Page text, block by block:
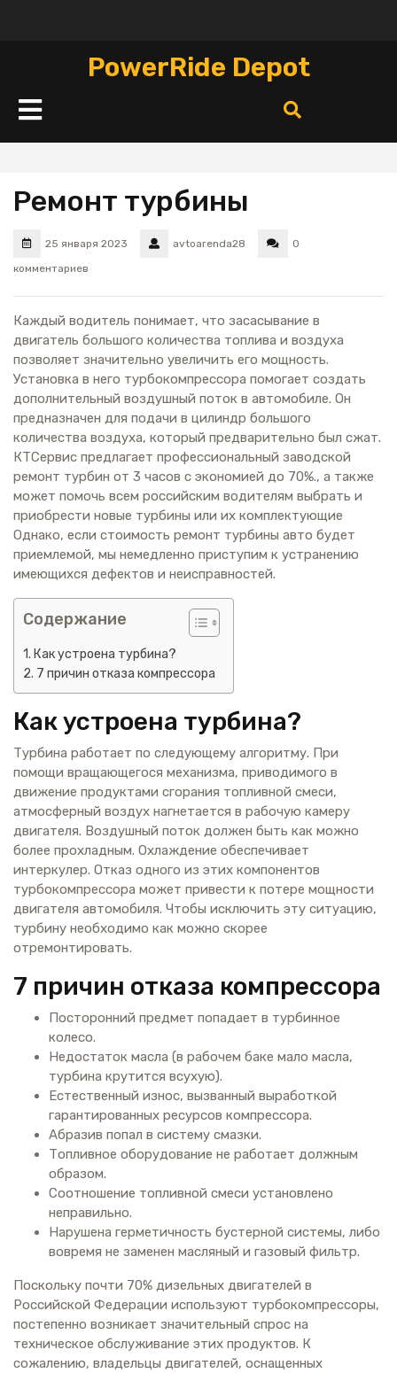
PowerRide Depot
Кнопка
Открыть
Ремонт турбины
25 января 2023 avtoarenda28
0
комментариев
Каждый водитель понимает, что засасывание в
двигатель большого количества топлива и воздуха
позволяет значительно увеличить его мощность.
Установка в него турбокомпрессора помогает создать
дополнительный воздушный поток в автомобиле. Он
предназначен для подачи в цилиндр большого
количества воздуха, который предварительно был сжат.
КТСервис предлагает профессиональный заводской
ремонт турбин от 3 часов с экономией до 70%., а также
может помочь всем российским водителям выбрать и
приобрести новые турбины или их комплектующие
Однако, если стоимость ремонт турбины авто будет
приемлемой, мы немедленно приступим к устранению
имеющихся дефектов и неисправностей.
Содержание
Как устроена турбина?
7 причин отказа компрессора
Как устроена турбина?
Турбина работает по следующему алгоритму. При
помощи вращающегося механизма, приводимого в
движение продуктами сгорания топливной смеси,
атмосферный воздух нагнетается в рабочую камеру
двигателя. Воздушный поток должен быть как можно
более прохладным. Охлаждение обеспечивает
интеркулер. Отказ одного из этих компонентов
турбокомпрессора может привести к потере мощности
двигателя автомобиля. Чтобы исключить эту ситуацию,
турбину необходимо как можно скорее
отремонтировать.
7 причин отказа компрессора
Посторонний предмет попадает в турбинное
колесо.
Недостаток масла (в рабочем баке мало масла,
турбина крутится всухую).
Естественный износ, вызванный выработкой
гарантированных ресурсов компрессора.
Абразив попал в систему смазки.
Топливное оборудование не работает должным
образом.
Соотношение топливной смеси установлено
неправильно.
Нарушена герметичность бустерной системы, либо
вовремя не заменен масляный и газовый фильтр.
Поскольку почти 70% дизельных двигателей в
Российской Федерации используют турбокомпрессоры,
постепенно возникает значительный спрос на
техническое обслуживание этих продуктов. К
сожалению, владельцы двигателей, оснащенных